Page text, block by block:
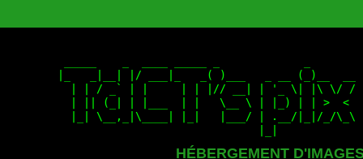
HÉBERGEMENT